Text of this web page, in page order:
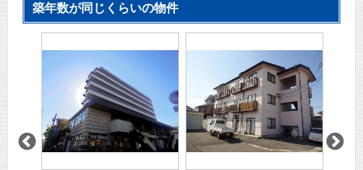
築年数が同じくらいの物件